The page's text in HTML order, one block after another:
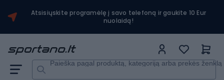
Atsisiųskite programėlę į savo telefoną ir gaukite 10 Eur
nuolaidą!
Paieška pagal produktą, kategoriją arba prekės ženklą